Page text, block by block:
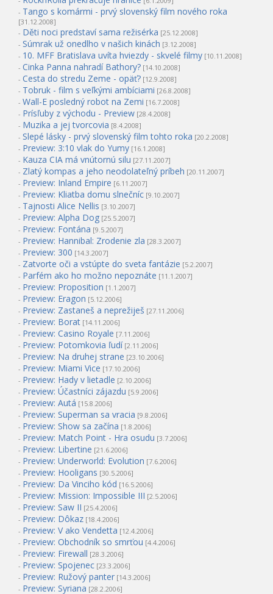
- Tango s komármi - prvý slovenský film nového roka
[31.12.2008]
- Děti noci predstaví sama režisérka [25.12.2008]
- Súmrak už onedlho v našich kinách [3.12.2008]
- 10. MFF Bratislava uvíta hviezdy - skvelé filmy [10.11.2008]
- Cinka Panna nahradí Bathory? [14.10.2008]
- Cesta do stredu Zeme - opäť? [12.9.2008]
- Tobruk - film s veľkými ambíciami [26.8.2008]
- Wall-E posledný robot na Zemi [16.7.2008]
- Prísľuby z východu - Preview [28.4.2008]
- Muzika a jej tvorcovia [8.4.2008]
- Slepé lásky - prvý slovenský film tohto roka [20.2.2008]
- Preview: 3:10 vlak do Yumy [16.1.2008]
- Kauza CIA má vnútornú silu [27.11.2007]
- Zlatý kompas a jeho neodolateľný príbeh [20.11.2007]
- Preview: Inland Empire [6.11.2007]
- Preview: Kliatba domu slnečníc [9.10.2007]
- Tajnosti Alice Nellis [3.10.2007]
- Preview: Alpha Dog [25.5.2007]
- Preview: Fontána [9.5.2007]
- Preview: Hannibal: Zrodenie zla [28.3.2007]
- Preview: 300 [14.3.2007]
- Zatvorte oči a vstúpte do sveta fantázie [5.2.2007]
- Parfém ako ho možno nepoznáte [11.1.2007]
- Preview: Proposition [1.1.2007]
- Preview: Eragon [5.12.2006]
- Preview: Zastaneš a neprežiješ [27.11.2006]
- Preview: Borat [14.11.2006]
- Preview: Casino Royale [7.11.2006]
- Preview: Potomkovia ľudí[2.11.2006]
- Preview: Na druhej strane [23.10.2006]
- Preview: Miami Vice [17.10.2006]
- Preview: Hady v lietadle [2.10.2006]
- Preview: Účastníci zájazdu [5.9.2006]
- Preview: Autá [15.8.2006]
- Preview: Superman sa vracia [9.8.2006]
- Preview: Show sa začína [1.8.2006]
- Preview: Match Point - Hra osudu [3.7.2006]
- Preview: Libertine [21.6.2006]
- Preview: Underworld: Evolution [7.6.2006]
- Preview: Hooligans [30.5.2006]
- Preview: Da Vinciho kód [16.5.2006]
- Preview: Mission: Impossible III [2.5.2006]
- Preview: Saw II [25.4.2006]
- Preview: Dôkaz [18.4.2006]
- Preview: V ako Vendetta [12.4.2006]
- Preview: Obchodník so smrťou [4.4.2006]
- Preview: Firewall [28.3.2006]
- Preview: Spojenec [23.3.2006]
- Preview: Ružový panter [14.3.2006]
- Preview: Syriana [28.2.2006]